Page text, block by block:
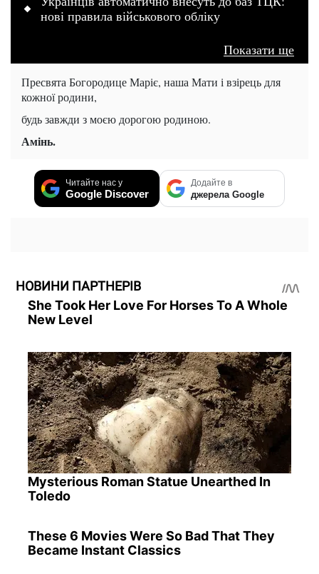
нові правила військового обліку
Показати ще
Пресвята Богородице Маріє, наша Мати і взірець для
кожної родини,
будь завжди з моєю дорогою родиною.
Амінь.
Читайте нас у
Google Discover
Додайте в
джерела Google
НОВИНИ ПАРТНЕРІВ
She Took Her Love For Horses To A Whole
New Level
Mysterious Roman Statue Unearthed In
Toledo
These 6 Movies Were So Bad That They
Became Instant Classics